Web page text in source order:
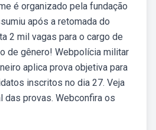
é organizado pela fundação
após a retomada do
2 mil vagas para o cargo de
de gênero! Webpolícia militar
aplica prova objetiva para
inscritos no dia 27. Veja
das provas. Webconfira os